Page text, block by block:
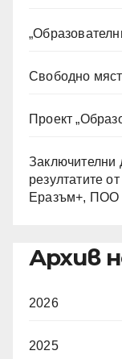
Свободно
Проект
Заключителни
резултатите
Еразъм+, ПОО
Архив
2026
2025